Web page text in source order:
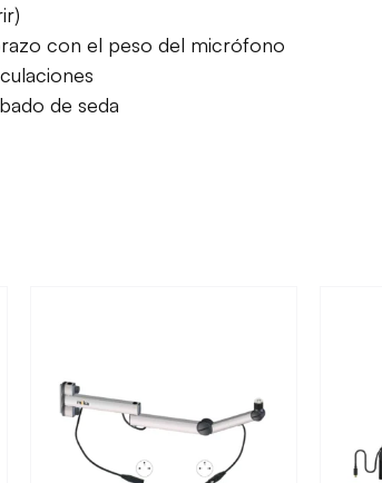
con el peso del micrófono
de seda